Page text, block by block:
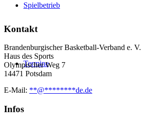
Spielbetrieb
Termine
Kontakt
Brandenburgischer Basketball-Verband e. V.
Haus des Sports
Olympischer Weg 7
14471 Potsdam
E-Mail: **@********de.de
Infos